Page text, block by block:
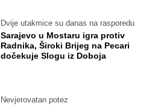
Dvije utakmice su danas na rasporedu
Sarajevo u Mostaru igra protiv
Radnika, Široki Brijeg na Pecari
dočekuje Slogu iz Doboja
Nevjerovatan potez